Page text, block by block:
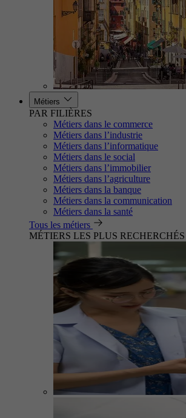
Métiers
PAR FILIÈRES
Métiers dans le commerce
Métiers dans l’industrie
Métiers dans l’informatique
Métiers dans le social
Métiers dans l’immobilier
Métiers dans l’agriculture
Métiers dans la banque
Métiers dans la communication
Métiers dans la santé
Tous les métiers
MÉTIERS LES PLUS RECHERCHÉS